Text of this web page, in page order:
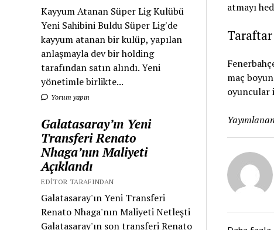
Kayyum Atanan Süper Lig Kulübü
Yeni Sahibini Buldu Süper Lig'de
kayyum atanan bir kulüp, yapılan
anlaşmayla dev bir holding
tarafından satın alındı. Yeni
yönetimle birlikte...
Yorum yapın
Galatasaray’ın Yeni
Transferi Renato
Nhaga’nın Maliyeti
Açıklandı
EDITOR TARAFINDAN
Galatasaray'ın Yeni Transferi
Renato Nhaga'nın Maliyeti Netleşti
Galatasaray'ın son transferi Renato
atmayı
Taraftar
maç
oyuncular